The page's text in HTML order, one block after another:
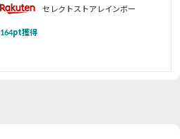
セレクトストアレインボー
164pt獲得